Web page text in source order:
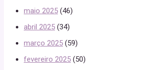
maio 2025 (46)
abril 2025 (34)
março 2025 (59)
fevereiro 2025 (50)